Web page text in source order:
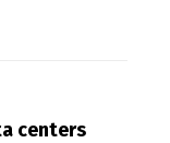
centers